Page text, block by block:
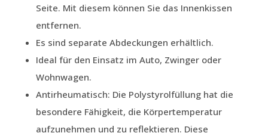
Seite. Mit diesem können Sie das Innenkissen
entfernen.
Es sind separate Abdeckungen erhältlich.
Ideal für den Einsatz im Auto, Zwinger oder
Wohnwagen.
Antirheumatisch: Die Polystyrolfüllung hat die
besondere Fähigkeit, die Körpertemperatur
aufzunehmen und zu reflektieren. Diese